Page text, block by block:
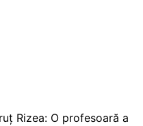
Rizea: O profesoară a